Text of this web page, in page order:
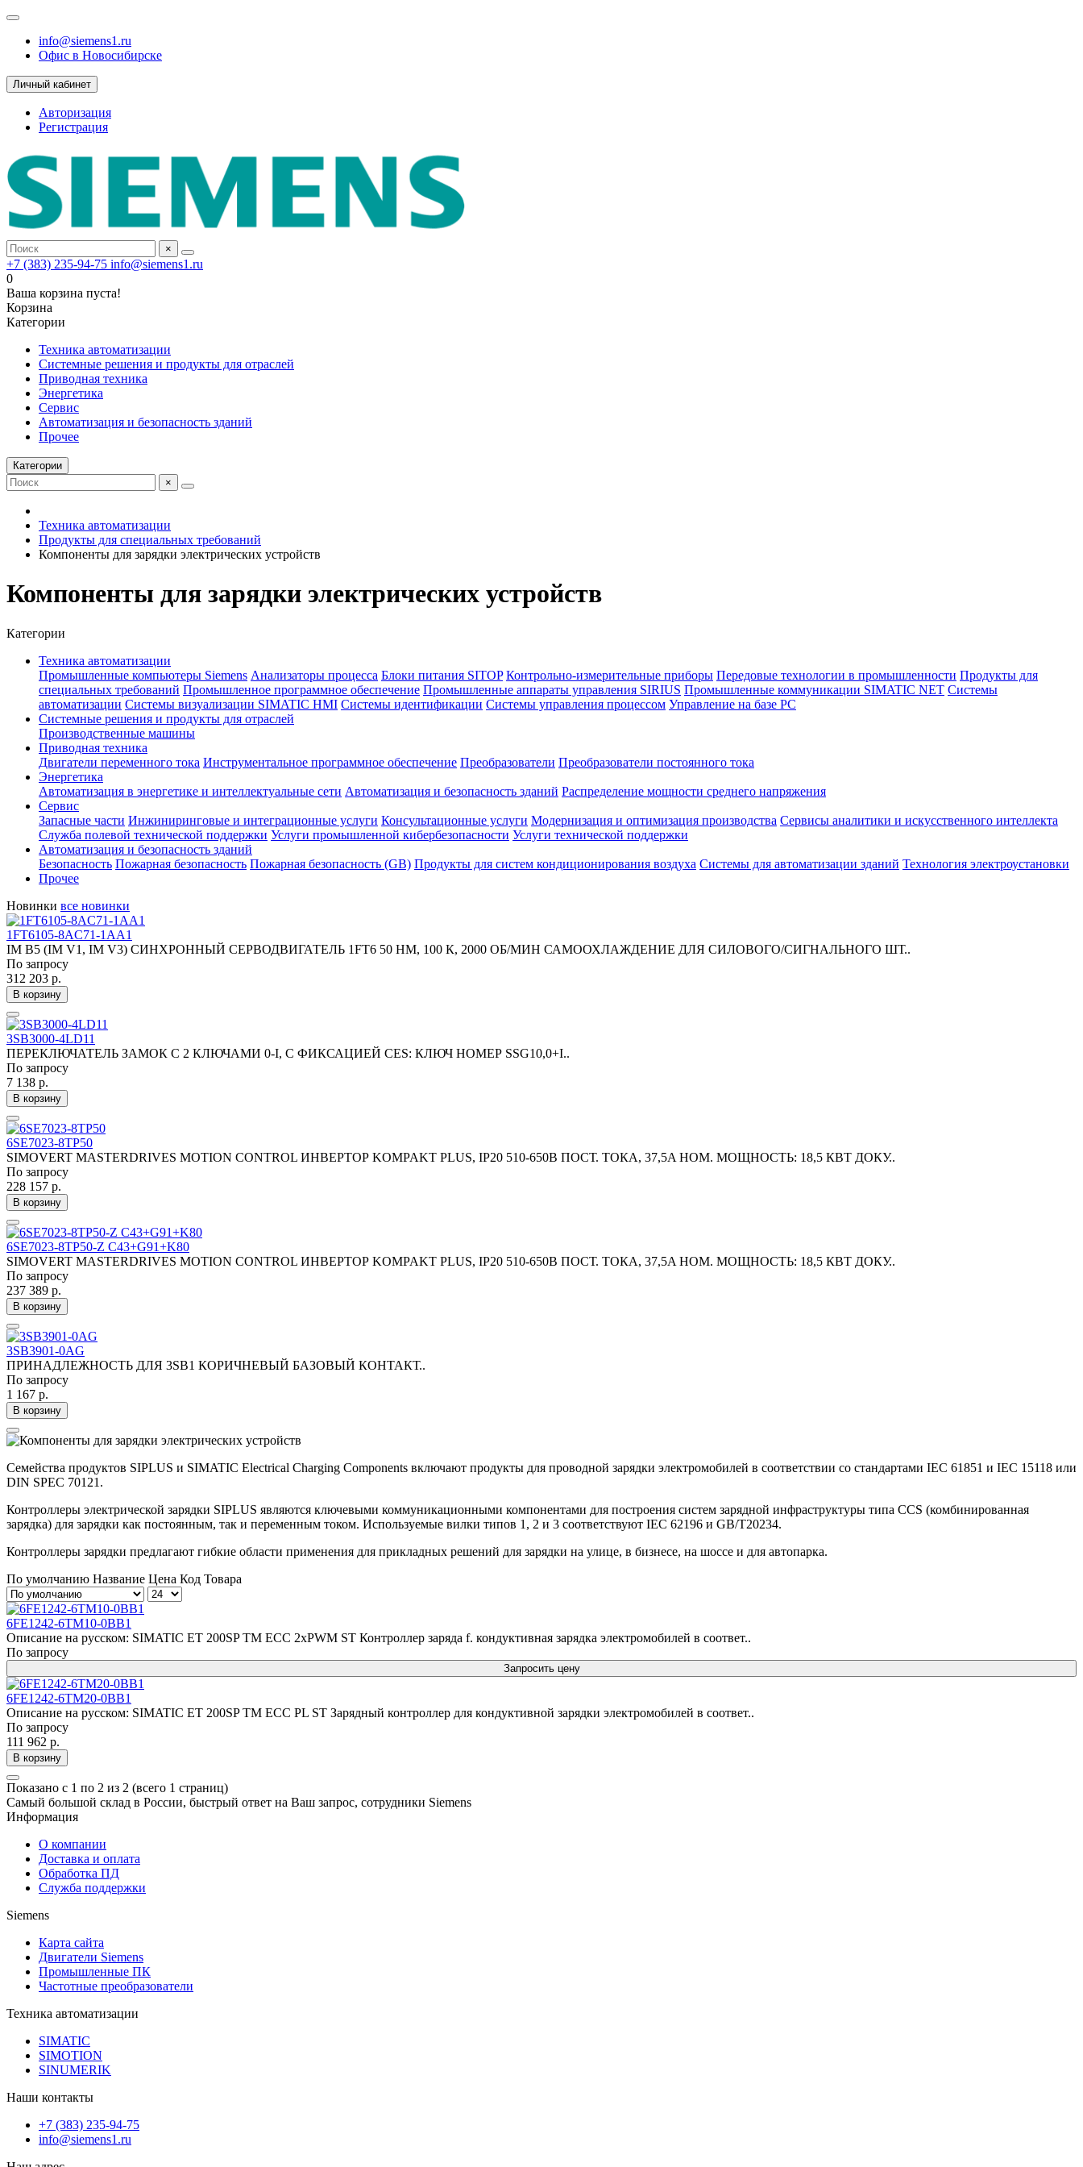
info@siemens1.ru
Офис в Новосибирске
Личный кабинет
Авторизация
Регистрация
×
+7 (383) 235-94-75 info@siemens1.ru
0
Ваша корзина пуста!
Корзина
Категории
Техника автоматизации
Системные решения и продукты для отраслей
Приводная техника
Энергетика
Сервис
Автоматизация и безопасность зданий
Прочее
Категории
×
Техника автоматизации
Продукты для специальных требований
Компоненты для зарядки электрических устройств
Компоненты для зарядки электрических устройств
Категории
Техника автоматизации
Промышленные компьютеры Siemens Анализаторы процесса Блоки питания SITOP Контрольно-измерительные приборы Передовые технологии в промышленности Продукты для
специальных требований Промышленное программное обеспечение Промышленные аппараты управления SIRIUS Промышленные коммуникации SIMATIC NET Системы
автоматизации Системы визуализации SIMATIC HMI Системы идентификации Системы управления процессом Управление на базе PC
Системные решения и продукты для отраслей
Производственные машины
Приводная техника
Двигатели переменного тока Инструментальное программное обеспечение Преобразователи Преобразователи постоянного тока
Энергетика
Автоматизация в энергетике и интеллектуальные сети Автоматизация и безопасность зданий Распределение мощности среднего напряжения
Сервис
Запасные части Инжиниринговые и интеграционные услуги Консультационные услуги Модернизация и оптимизация производства Сервисы аналитики и искусственного интеллекта
Служба полевой технической поддержки Услуги промышленной кибербезопасности Услуги технической поддержки
Автоматизация и безопасность зданий
Безопасность Пожарная безопасность Пожарная безопасность (GB) Продукты для систем кондиционирования воздуха Системы для автоматизации зданий Технология электроустановки
Прочее
Новинки все новинки
1FT6105-8AC71-1AA1
IM B5 (IM V1, IM V3) СИНХРОННЫЙ СЕРВОДВИГАТЕЛЬ 1FT6 50 HM, 100 К, 2000 ОБ/МИН САМООХЛАЖДЕНИЕ ДЛЯ СИЛОВОГО/СИГНАЛЬНОГО ШТ..
По запросу
312 203 р.
В корзину
3SB3000-4LD11
ПЕРЕКЛЮЧАТЕЛЬ ЗАМОК С 2 КЛЮЧАМИ 0-I, С ФИКСАЦИЕЙ CES: КЛЮЧ НОМЕР SSG10,0+I..
По запросу
7 138 р.
В корзину
6SE7023-8TP50
SIMOVERT MASTERDRIVES MOTION CONTROL ИНВЕРТОР KOMPAKT PLUS, IP20 510-650В ПОСТ. ТОКА, 37,5A НОМ. МОЩНОСТЬ: 18,5 КВТ ДОКУ..
По запросу
228 157 р.
В корзину
6SE7023-8TP50-Z C43+G91+K80
SIMOVERT MASTERDRIVES MOTION CONTROL ИНВЕРТОР KOMPAKT PLUS, IP20 510-650В ПОСТ. ТОКА, 37,5A НОМ. МОЩНОСТЬ: 18,5 КВТ ДОКУ..
По запросу
237 389 р.
В корзину
3SB3901-0AG
ПРИНАДЛЕЖНОСТЬ ДЛЯ 3SB1 КОРИЧНЕВЫЙ БАЗОВЫЙ КОНТАКТ..
По запросу
1 167 р.
В корзину
Семейства продуктов SIPLUS и SIMATIC Electrical Charging Components включают продукты для проводной зарядки электромобилей в соответствии со стандартами IEC 61851 и IEC 15118 или
DIN SPEC 70121.
Контроллеры электрической зарядки SIPLUS являются ключевыми коммуникационными компонентами для построения систем зарядной инфраструктуры типа CCS (комбинированная
зарядка) для зарядки как постоянным, так и переменным током. Используемые вилки типов 1, 2 и 3 соответствуют IEC 62196 и GB/T20234.
Контроллеры зарядки предлагают гибкие области применения для прикладных решений для зарядки на улице, в бизнесе, на шоссе и для автопарка.
По умолчанию Название Цена Код Товара
6FE1242-6TM10-0BB1
Описание на русском: SIMATIC ET 200SP TM ECC 2xPWM ST Контроллер заряда f. кондуктивная зарядка электромобилей в соответ..
По запросу
Запросить цену
6FE1242-6TM20-0BB1
Описание на русском: SIMATIC ET 200SP TM ECC PL ST Зарядный контроллер для кондуктивной зарядки электромобилей в соответ..
По запросу
111 962 р.
В корзину
Показано с 1 по 2 из 2 (всего 1 страниц)
Самый большой склад в России, быстрый ответ на Ваш запрос, сотрудники Siemens
Информация
О компании
Доставка и оплата
Обработка ПД
Служба поддержки
Siemens
Карта сайта
Двигатели Siemens
Промышленные ПК
Частотные преобразователи
Техника автоматизации
SIMATIC
SIMOTION
SINUMERIK
Наши контакты
+7 (383) 235-94-75
info@siemens1.ru